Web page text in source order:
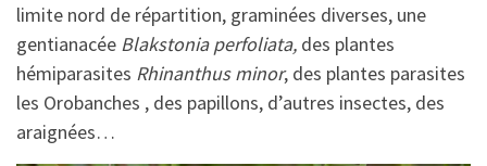
limite nord de répartition, graminées diverses, une
gentianacée Blakstonia perfoliata, des plantes
hémiparasites Rhinanthus minor, des plantes parasites
les Orobanches , des papillons, d’autres insectes, des
araignées…